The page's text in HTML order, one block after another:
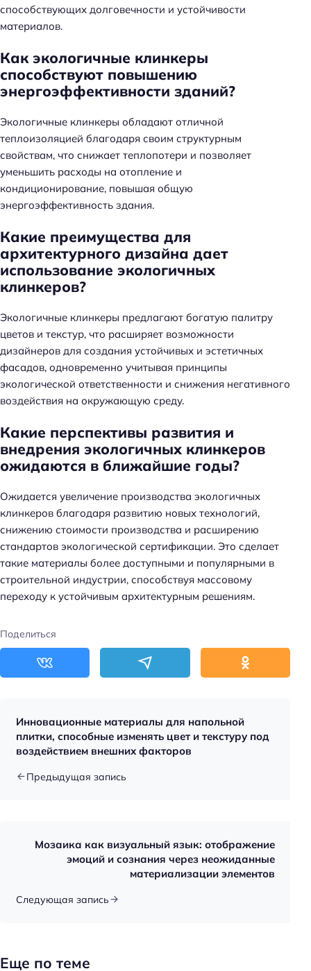
способствующих долговечности и устойчивости
материалов.
Как экологичные клинкеры
способствуют повышению
энергоэффективности зданий?
Экологичные клинкеры обладают отличной
теплоизоляцией благодаря своим структурным
свойствам, что снижает теплопотери и позволяет
уменьшить расходы на отопление и
кондиционирование, повышая общую
энергоэффективность здания.
Какие преимущества для
архитектурного дизайна дает
использование экологичных
клинкеров?
Экологичные клинкеры предлагают богатую палитру
цветов и текстур, что расширяет возможности
дизайнеров для создания устойчивых и эстетичных
фасадов, одновременно учитывая принципы
экологической ответственности и снижения негативного
воздействия на окружающую среду.
Какие перспективы развития и
внедрения экологичных клинкеров
ожидаются в ближайшие годы?
Ожидается увеличение производства экологичных
клинкеров благодаря развитию новых технологий,
снижению стоимости производства и расширению
стандартов экологической сертификации. Это сделает
такие материалы более доступными и популярными в
строительной индустрии, способствуя массовому
переходу к устойчивым архитектурным решениям.
Поделиться
Инновационные материалы для напольной
плитки, способные изменять цвет и текстуру под
воздействием внешних факторов
Предыдущая запись
Мозаика как визуальный язык: отображение
эмоций и сознания через неожиданные
материализации элементов
Следующая запись
Еще по теме